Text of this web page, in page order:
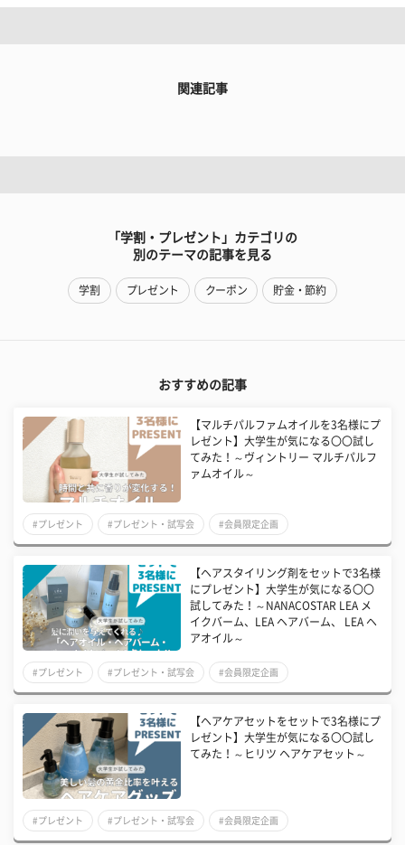
関連記事
「学割・プレゼント」カテゴリの
別のテーマの記事を見る
学割 プレゼント クーポン 貯金・節約
おすすめの記事
【マルチパルファムオイルを3名様にプ
レゼント】大学生が気になる〇〇試し
てみた！～ヴィントリー マルチパルフ
ァムオイル～
#プレゼント #プレゼント・試写会 #会員限定企画
【ヘアスタイリング剤をセットで3名様
にプレゼント】大学生が気になる〇〇
試してみた！～NANACOSTAR LEA メ
イクバーム、LEA ヘアバーム、 LEA ヘ
アオイル～
#プレゼント #プレゼント・試写会 #会員限定企画
【ヘアケアセットをセットで3名様にプ
レゼント】大学生が気になる〇〇試し
てみた！～ヒリツ ヘアケアセット～
#プレゼント #プレゼント・試写会 #会員限定企画